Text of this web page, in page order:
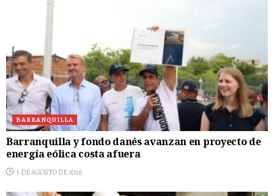
BARRANQUILLA
Barranquilla y fondo danés avanzan en proyecto de
energía eólica costa afuera
5 DE AGOSTO DE 2026